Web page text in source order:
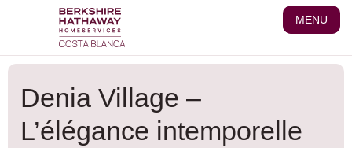
MENU
Denia Village –
L’élégance intemporelle